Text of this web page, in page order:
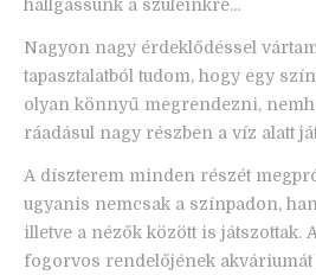
hallgassunk a szüleinkre...
Nagyon nagy érdeklődéssel
tapasztalatból tudom, hogy egy
olyan könnyű megrendezni,
ráadásul nagy részben a víz alatt
A díszterem minden részét
ugyanis nemcsak a színpadon,
illetve a nézők között is játszottak.
fogorvos rendelőjének akváriumát